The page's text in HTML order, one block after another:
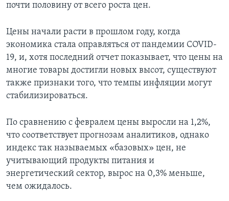
почти половину от всего роста цен.
Цены начали расти в прошлом году, когда
экономика стала оправляться от пандемии COVID-
19, и, хотя последний отчет показывает, что цены на
многие товары достигли новых высот, существуют
также признаки того, что темпы инфляции могут
стабилизироваться.
По сравнению с февралем цены выросли на 1,2%,
что соответствует прогнозам аналитиков, однако
индекс так называемых «базовых» цен, не
учитывающий продукты питания и
энергетический сектор, вырос на 0,3% меньше,
чем ожидалось.